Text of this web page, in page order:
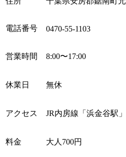
電話番号 0470-55-1103
営業時間 8:00〜17:00
休業日 無休
アクセス JR内房線「浜金谷駅
料金 大人700円